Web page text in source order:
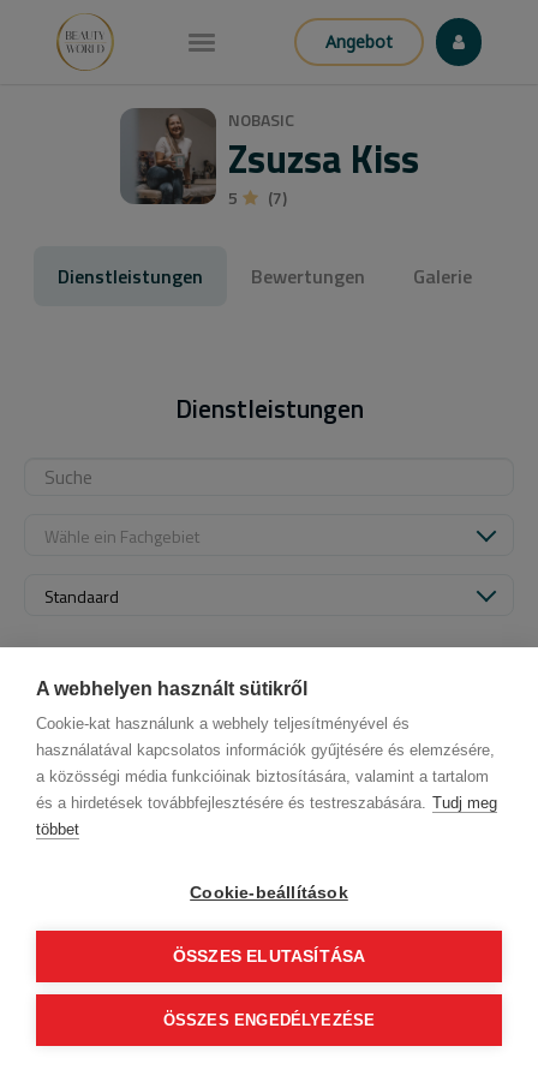
A webhelyen használt sütikről
Cookie-kat használunk a webhely teljesítményével és
használatával kapcsolatos információk gyűjtésére és elemzésére,
a közösségi média funkcióinak biztosítására, valamint a tartalom
és a hirdetések továbbfejlesztésére és testreszabására. Tudj meg
többet
Cookie-beállítások
ÖSSZES ELUTASÍTÁSA
ÖSSZES ENGEDÉLYEZÉSE
Angebot
NOBASIC
Zsuzsa Kiss
5 (7)
Dienstleistungen Bewertungen Galerie
Dienstleistungen
Wähle ein Fachgebiet
Standaard
basket_finalise
AGB (Abonnentenkunde)
Folge uns!
© 2012 Beauty World Net Kft. Alle Rechte vorbehalten.